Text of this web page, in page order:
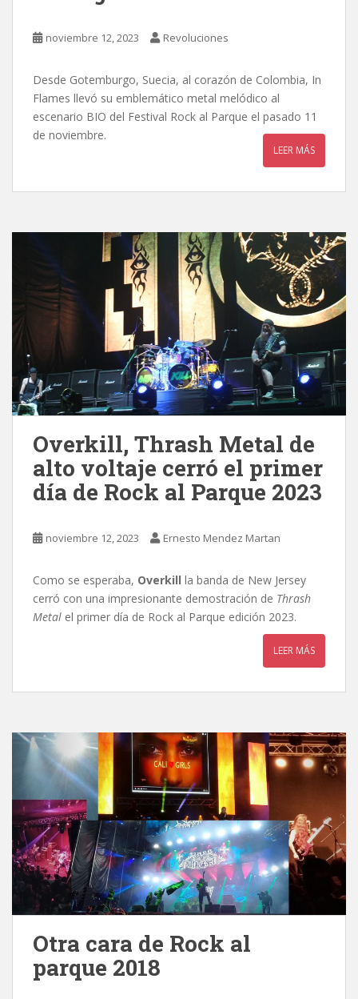
noviembre 12, 2023 Revoluciones
Desde Gotemburgo, Suecia, al corazón de Colombia, In
Flames llevó su emblemático metal melódico al
escenario BIO del Festival Rock al Parque el pasado 11
de noviembre.
LEER MÁS
Overkill, Thrash Metal de
alto voltaje cerró el primer
día de Rock al Parque 2023
noviembre 12, 2023 Ernesto Mendez Martan
Como se esperaba, Overkill la banda de New Jersey
cerró con una impresionante demostración de Thrash
Metal el primer día de Rock al Parque edición 2023.
LEER MÁS
Otra cara de Rock al
parque 2018